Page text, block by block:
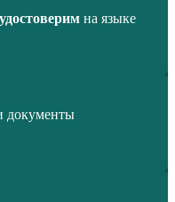
удостоверим на языке
документы